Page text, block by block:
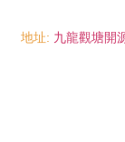
地址: 九龍觀塘開